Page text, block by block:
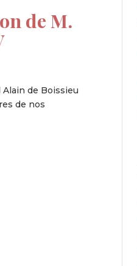
de M.
de Boissieu
de nos